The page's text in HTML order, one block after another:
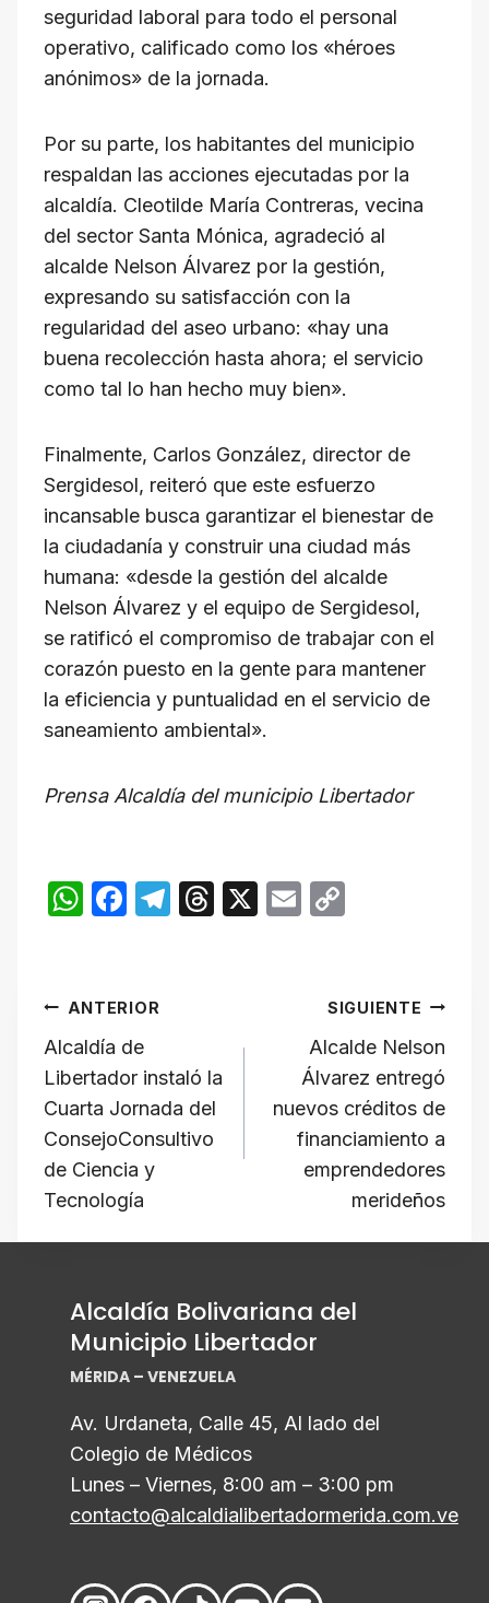
seguridad laboral para todo el personal
operativo, calificado como los «héroes
anónimos» de la jornada.
Por su parte, los habitantes del municipio
respaldan las acciones ejecutadas por la
alcaldía. Cleotilde María Contreras, vecina
del sector Santa Mónica, agradeció al
alcalde Nelson Álvarez por la gestión,
expresando su satisfacción con la
regularidad del aseo urbano: «hay una
buena recolección hasta ahora; el servicio
como tal lo han hecho muy bien».
Finalmente, Carlos González, director de
Sergidesol, reiteró que este esfuerzo
incansable busca garantizar el bienestar de
la ciudadanía y construir una ciudad más
humana: «desde la gestión del alcalde
Nelson Álvarez y el equipo de Sergidesol,
se ratificó el compromiso de trabajar con el
corazón puesto en la gente para mantener
la eficiencia y puntualidad en el servicio de
saneamiento ambiental».
Prensa Alcaldía del municipio Libertador
W
s
A
p
p
F
e
b
o
o
k
T
m
T
s
X
E
y
Li
n
k
Navegación
de
entradas
ANTERIOR
Alcaldía de
Libertador instaló la
Cuarta Jornada del
ConsejoConsultivo
de Ciencia y
Tecnología
SIGUIENTE
Alcalde Nelson
Álvarez entregó
nuevos créditos de
financiamiento a
emprendedores
merideños
Alcaldía Bolivariana del
Municipio Libertador
MÉRIDA – VENEZUELA
Av. Urdaneta, Calle 45, Al lado del
Colegio de Médicos
Lunes – Viernes, 8:00 am – 3:00 pm
contacto@alcaldialibertadormerida.com.ve